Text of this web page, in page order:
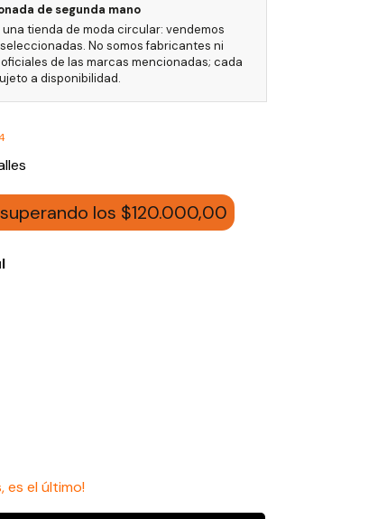
de segunda mano
una tienda de moda circular: vendemos
No somos fabricantes ni
de las marcas mencionadas; cada
a disponibilidad.
superando los $120.000,00
es el último!